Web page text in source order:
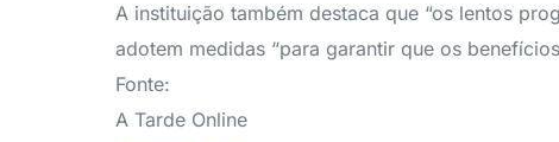
A instituição também destaca que “os lentos
adotem medidas “para garantir que os
Fonte:
A Tarde Online